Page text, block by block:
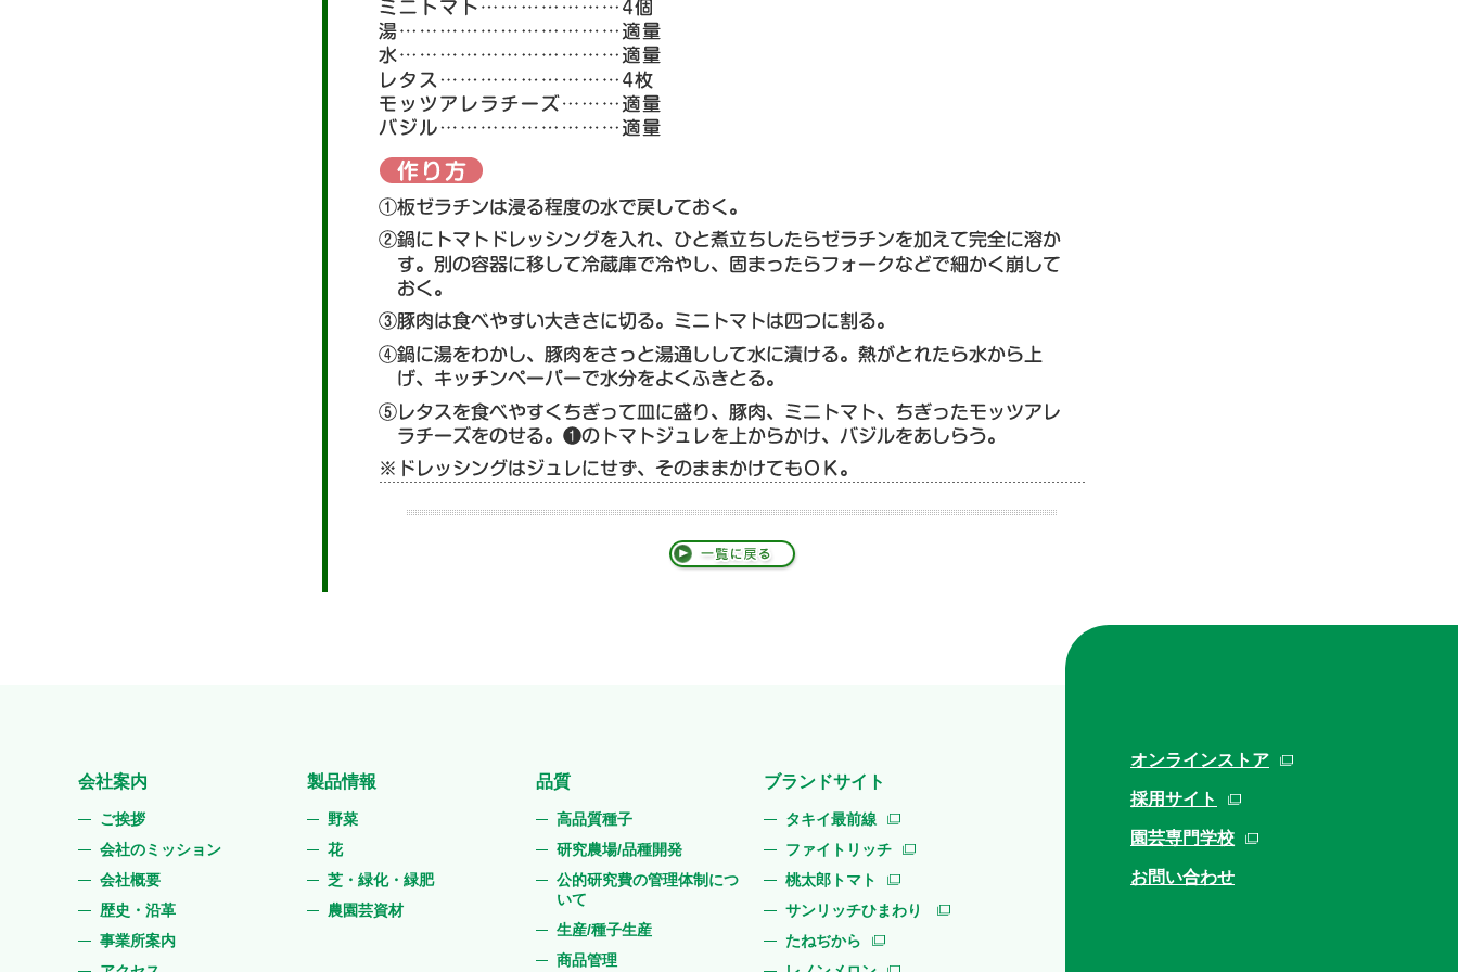
会社案内
ご挨拶
会社のミッション
会社概要
歴史・沿革
事業所案内
製品情報
野菜
花
芝・緑化・緑肥
農園芸資材
品質
高品質種子
研究農場/品種開発
公的研究費の管理体制につ
いて
生産/種子生産
商品管理
ブランドサイト
タキイ最前線
ファイトリッチ
桃太郎トマト
サンリッチひまわり
たねぢから
オンラインストア
採用サイト
園芸専門学校
お問い合わせ